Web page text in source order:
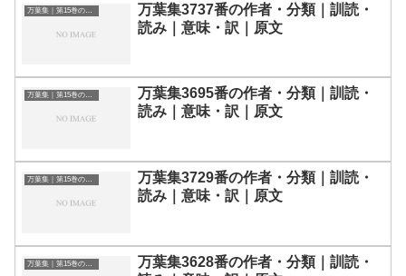
万葉集｜第15巻の和歌一覧
万葉集3737番の作者・分類｜訓読・
読み｜意味・訳｜原文
万葉集｜第15巻の和歌一覧
万葉集3695番の作者・分類｜訓読・
読み｜意味・訳｜原文
万葉集｜第15巻の和歌一覧
万葉集3729番の作者・分類｜訓読・
読み｜意味・訳｜原文
万葉集｜第15巻の和歌一覧
万葉集3628番の作者・分類｜訓読・